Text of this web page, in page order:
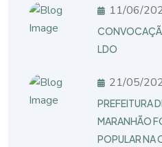
11/06/
LDO
21/05/
PREFEITURA
MARANHÃO
POPULAR NA